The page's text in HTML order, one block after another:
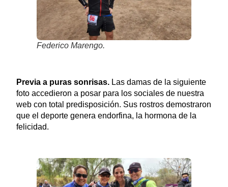
Federico Marengo.
Previa a puras sonrisas. Las damas de la siguiente
foto accedieron a posar para los sociales de nuestra
web con total predisposición. Sus rostros demostraron
que el deporte genera endorfina, la hormona de la
felicidad.